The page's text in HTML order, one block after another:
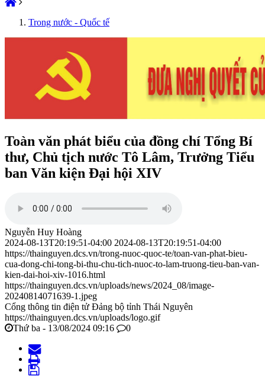
Trong nước - Quốc tế
Toàn văn phát biểu của đồng chí Tổng Bí
thư, Chủ tịch nước Tô Lâm, Trưởng Tiểu
ban Văn kiện Đại hội XIV
Nguyễn Huy Hoàng
2024-08-13T20:19:51-04:00 2024-08-13T20:19:51-04:00
https://thainguyen.dcs.vn/trong-nuoc-quoc-te/toan-van-phat-bieu-
cua-dong-chi-tong-bi-thu-chu-tich-nuoc-to-lam-truong-tieu-ban-van-
kien-dai-hoi-xiv-1016.html
https://thainguyen.dcs.vn/uploads/news/2024_08/image-
20240814071639-1.jpeg
Cổng thông tin điện tử Đảng bộ tỉnh Thái Nguyên
https://thainguyen.dcs.vn/uploads/logo.gif
Thứ ba - 13/08/2024 09:16
0